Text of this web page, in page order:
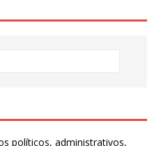
políticos, administrativos,